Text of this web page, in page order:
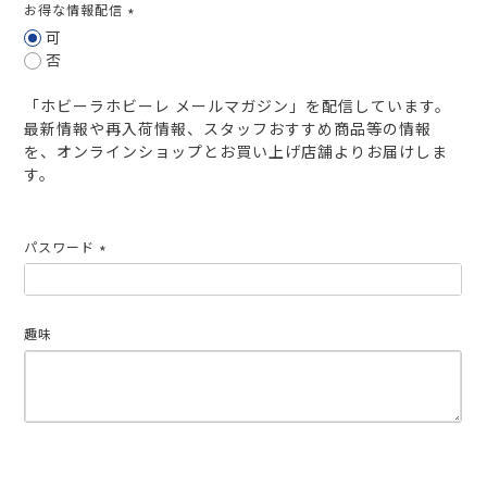
お得な情報配信
可
否
「ホビーラホビーレ メールマガジン」を配信しています。
最新情報や再入荷情報、スタッフおすすめ商品等の情報
を、オンラインショップとお買い上げ店舗よりお届けしま
す。
パスワード
須)
趣味